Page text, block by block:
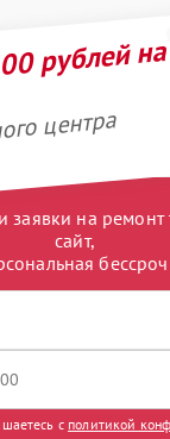
рублей на
центра
на ремонт
сайт,
с политикой